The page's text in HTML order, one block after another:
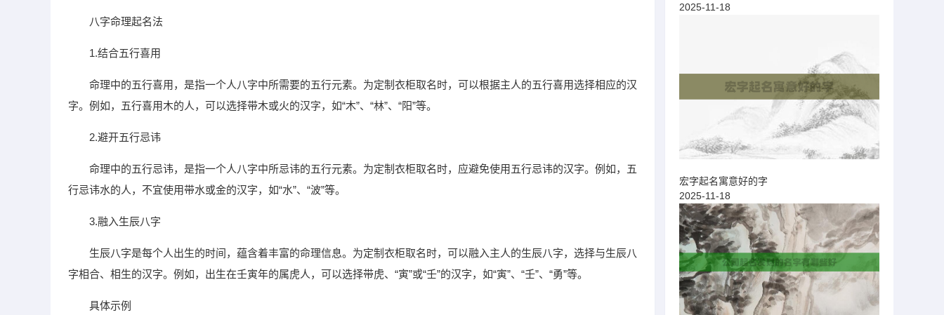
八字命理起名法
1.结合五行喜用
命理中的五行喜用，是指一个人八字中所需要的五行元素。为定制衣柜取名时，可以根据主人的五行喜用选择相应的汉
字。例如，五行喜用木的人，可以选择带木或火的汉字，如“木”、“林”、“阳”等。
2.避开五行忌讳
命理中的五行忌讳，是指一个人八字中所忌讳的五行元素。为定制衣柜取名时，应避免使用五行忌讳的汉字。例如，五
行忌讳水的人，不宜使用带水或金的汉字，如“水”、“波”等。
3.融入生辰八字
生辰八字是每个人出生的时间，蕴含着丰富的命理信息。为定制衣柜取名时，可以融入主人的生辰八字，选择与生辰八
字相合、相生的汉字。例如，出生在壬寅年的属虎人，可以选择带虎、“寅”或“壬”的汉字，如“寅”、“壬”、“勇”等。
具体示例
2025-11-18
宏字起名寓意好的字
2025-11-18